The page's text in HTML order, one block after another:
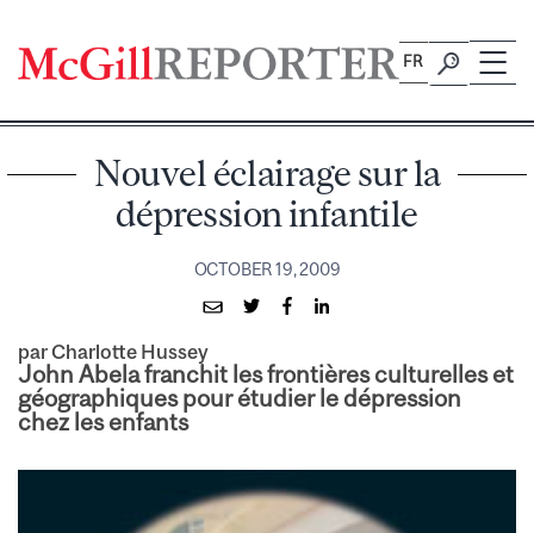
content
FR
Nouvel éclairage sur la
dépression infantile
OCTOBER 19, 2009
par Charlotte Hussey
John Abela franchit les frontières culturelles et
géographiques pour étudier le dépression
chez les enfants